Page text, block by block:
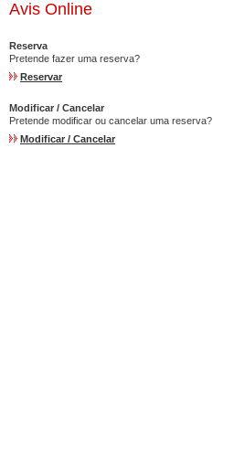
Avis Online
Reserva
Pretende fazer uma reserva?
Reservar
Modificar / Cancelar
Pretende modificar ou cancelar uma reserva?
Modificar / Cancelar